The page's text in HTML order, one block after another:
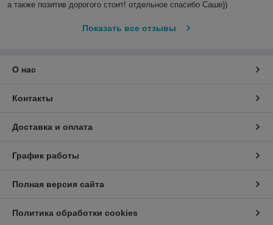
а также позитив дорогого стоит! отдельное спасибо Саше))
Показать все отзывы
О нас
Контакты
Доставка и оплата
График работы
Полная версия сайта
Политика обработки cookies